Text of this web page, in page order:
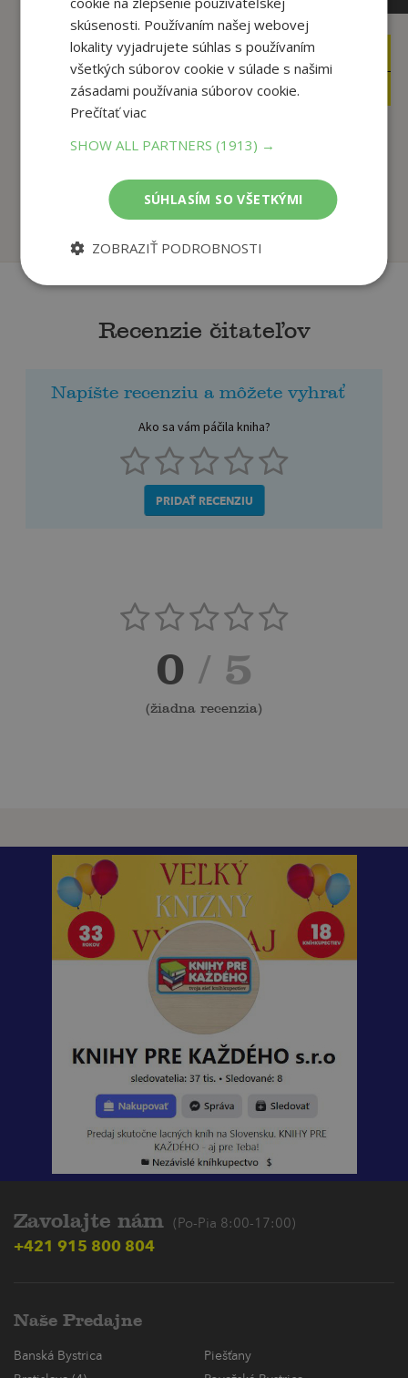
13,00
12,35 €
Ako riešiť konflikty
Na sklade
Recenzie čitateľov
Napíšte recenziu a môžete vyhrať
Ako sa vám páčila kniha?
PRIDAŤ RECENZIU
0 / 5
(žiadna recenzia)
Zavolajte nám (Po-Pia 8:00-17:00)
+421 915 800 804
Naše Predajne
Banská Bystrica
Piešťany
skúsenosti. Používaním našej webovej
lokality vyjadrujete súhlas s používaním
všetkých súborov cookie v súlade s našimi
zásadami používania súborov cookie.
Prečítať viac
SHOW ALL PARTNERS(1913) →
SÚHLASÍM SO VŠETKÝMI
ZOBRAZIŤ PODROBNOSTI